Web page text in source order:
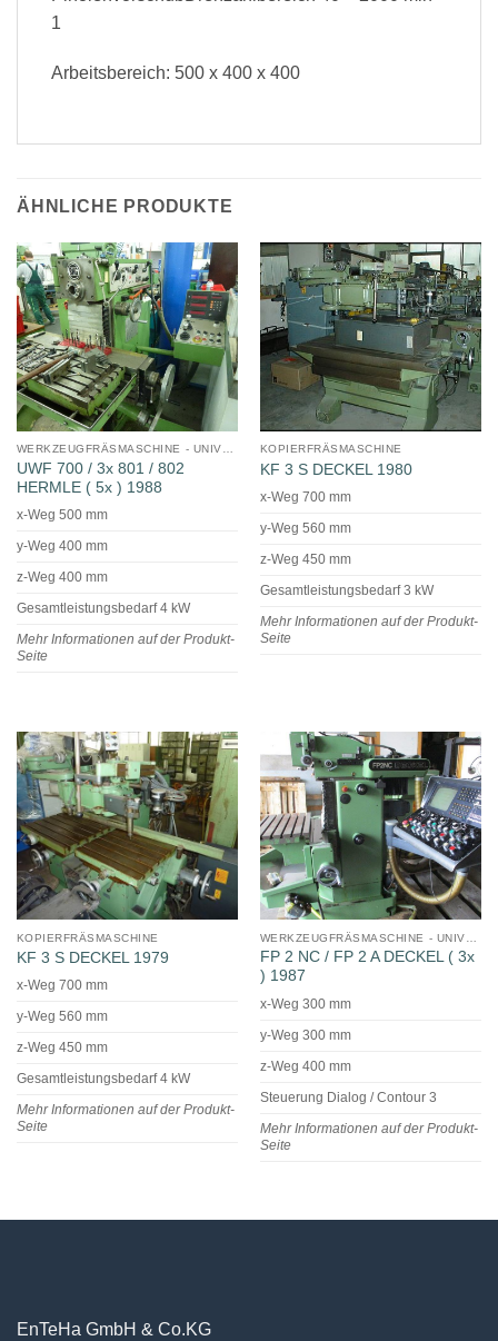
1
Arbeitsbereich: 500 x 400 x 400
ÄHNLICHE PRODUKTE
WERKZEUGFRÄSMASCHINE - UNIVERSAL
UWF 700 / 3x 801 / 802
HERMLE ( 5x ) 1988
x-Weg 500 mm
y-Weg 400 mm
z-Weg 400 mm
Gesamtleistungsbedarf 4 kW
Mehr Informationen auf der Produkt-
Seite
KOPIERFRÄSMASCHINE
KF 3 S DECKEL 1980
x-Weg 700 mm
y-Weg 560 mm
z-Weg 450 mm
Gesamtleistungsbedarf 3 kW
Mehr Informationen auf der Produkt-
Seite
KOPIERFRÄSMASCHINE
KF 3 S DECKEL 1979
x-Weg 700 mm
y-Weg 560 mm
z-Weg 450 mm
Gesamtleistungsbedarf 4 kW
Mehr Informationen auf der Produkt-
Seite
FP 2 NC / FP 2 A DECKEL ( 3x
) 1987
x-Weg 300 mm
y-Weg 300 mm
z-Weg 400 mm
Steuerung Dialog / Contour 3
Mehr Informationen auf der Produkt-
Seite
EnTeHa GmbH & Co.KG